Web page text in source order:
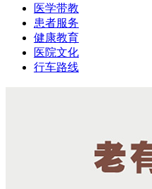
医学带教
患者服务
健康教育
医院文化
行车路线